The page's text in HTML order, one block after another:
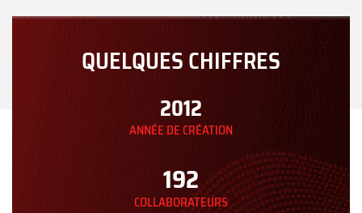
QUELQUES CHIFFRES
2012
ANNÉE DE CRÉATION
214
COLLABORATEURS